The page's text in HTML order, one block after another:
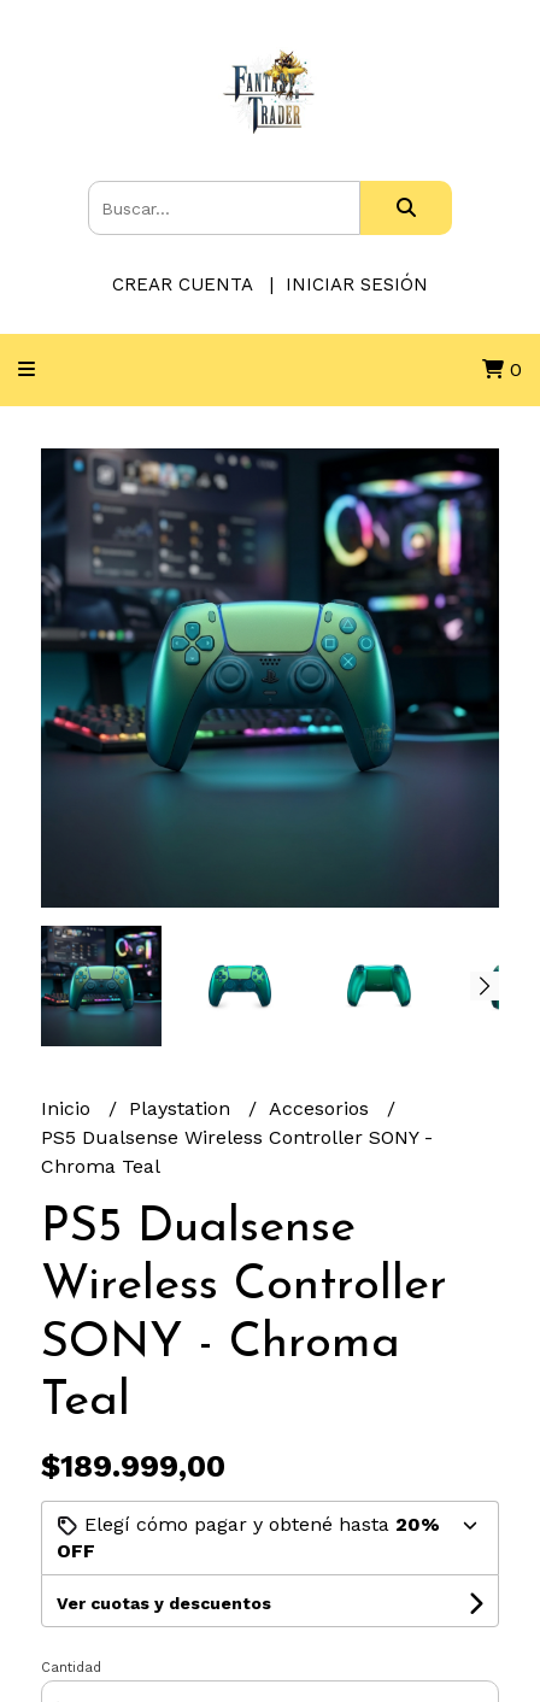
CREAR CUENTA INICIAR SESIÓN
0
Inicio Playstation
Accesorios
PS5 Dualsense Wireless Controller SONY -
Chroma Teal
PS5 Dualsense
Wireless Controller
SONY - Chroma
Teal
$189.999,00
Elegí cómo pagar y obtené hasta 20%
OFF
Ver cuotas y descuentos
Cantidad